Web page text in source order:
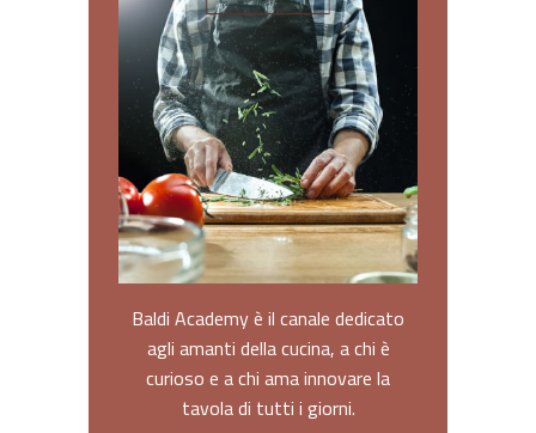
Baldi Academy è il canale dedicato
agli amanti della cucina, a chi è
curioso e a chi ama innovare la
tavola di tutti i giorni.